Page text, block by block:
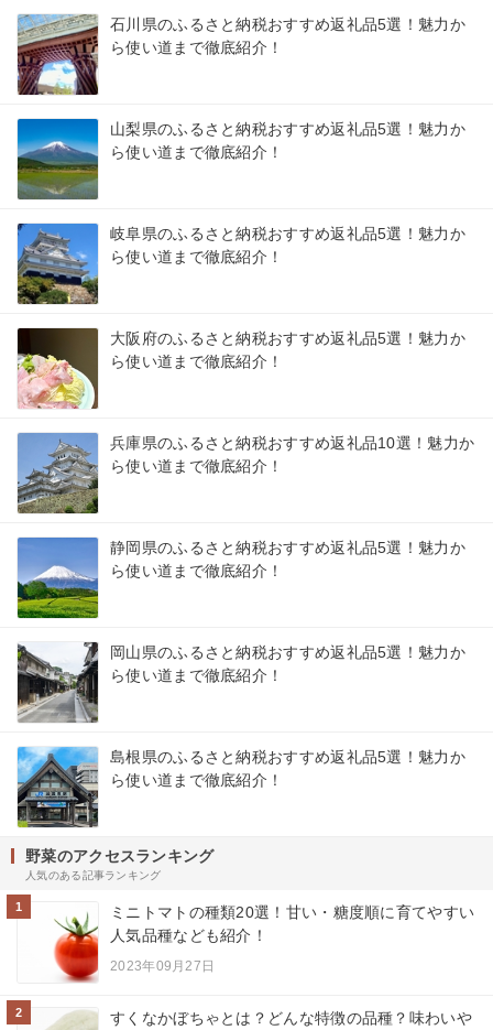
石川県のふるさと納税おすすめ返礼品5選！魅力か
ら使い道まで徹底紹介！
山梨県のふるさと納税おすすめ返礼品5選！魅力か
ら使い道まで徹底紹介！
岐阜県のふるさと納税おすすめ返礼品5選！魅力か
ら使い道まで徹底紹介！
大阪府のふるさと納税おすすめ返礼品5選！魅力か
ら使い道まで徹底紹介！
兵庫県のふるさと納税おすすめ返礼品10選！魅力か
ら使い道まで徹底紹介！
静岡県のふるさと納税おすすめ返礼品5選！魅力か
ら使い道まで徹底紹介！
岡山県のふるさと納税おすすめ返礼品5選！魅力か
ら使い道まで徹底紹介！
島根県のふるさと納税おすすめ返礼品5選！魅力か
ら使い道まで徹底紹介！
野菜のアクセスランキング
人気のある記事ランキング
1
ミニトマトの種類20選！甘い・糖度順に育てやすい
人気品種なども紹介！
2023年09月27日
2
すくなかぼちゃとは？どんな特徴の品種？味わいや